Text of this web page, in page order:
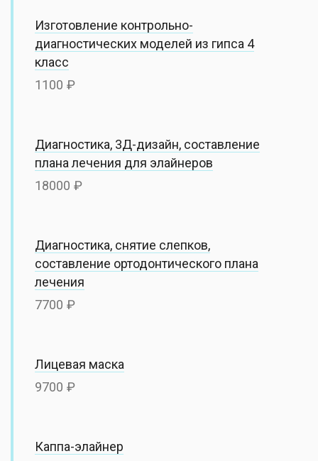
Изготовление контрольно-
диагностических моделей из гипса 4
класс
1100
Диагностика, 3Д-дизайн, составление
плана лечения для элайнеров
18000
Диагностика, снятие слепков,
составление ортодонтического плана
лечения
7700
Лицевая маска
9700
Каппа-элайнер